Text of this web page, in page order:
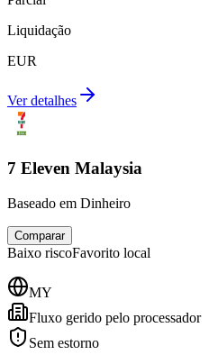
Liquidação
EUR
Ver detalhes
7 Eleven Malaysia
Baseado em Dinheiro
Comparar
Baixo riscoFavorito local
MY
Fluxo gerido pelo processador
Sem estorno